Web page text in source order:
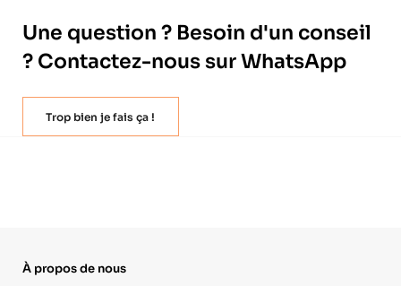
Une question ? Besoin d'un conseil
? Contactez-nous sur WhatsApp
Trop bien je fais ça !
À propos de nous